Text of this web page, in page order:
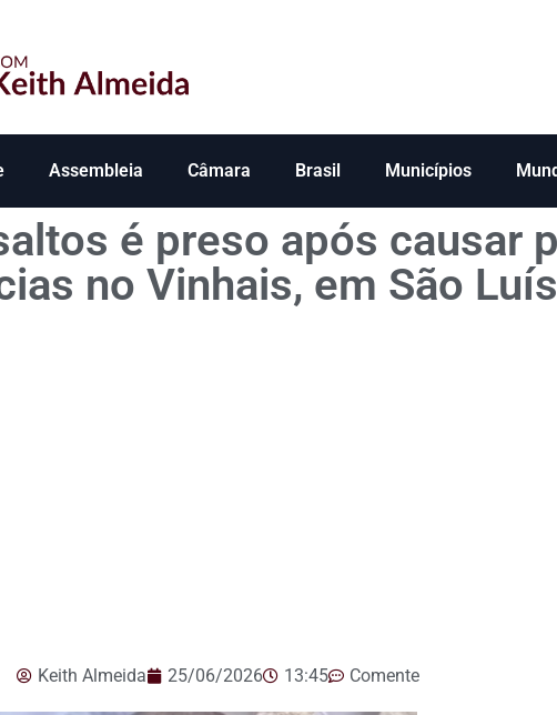
Assembleia Câmara Brasil Municípios
é preso após causar
no Vinhais, em São Luís
Keith Almeida 25/06/2026 13:45 Comente